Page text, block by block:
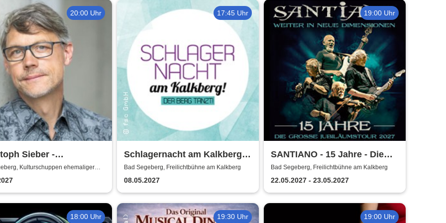
20:00 Uhr
Sieber -
Kulturschuppen ehemaliger
17:45 Uhr
Schlagernacht am Kalkberg
2027
Bad Segeberg, Freilichtbühne am Kalkberg
08.05.2027
19:00 Uhr
SANTIANO - 15 Jahre - Die
große Jubiläumstour 2027
Bad Segeberg, Freilichtbühne am Kalkberg
22.05.2027 - 23.05.2027
18:00 Uhr 19:30 Uhr 19:00 Uhr